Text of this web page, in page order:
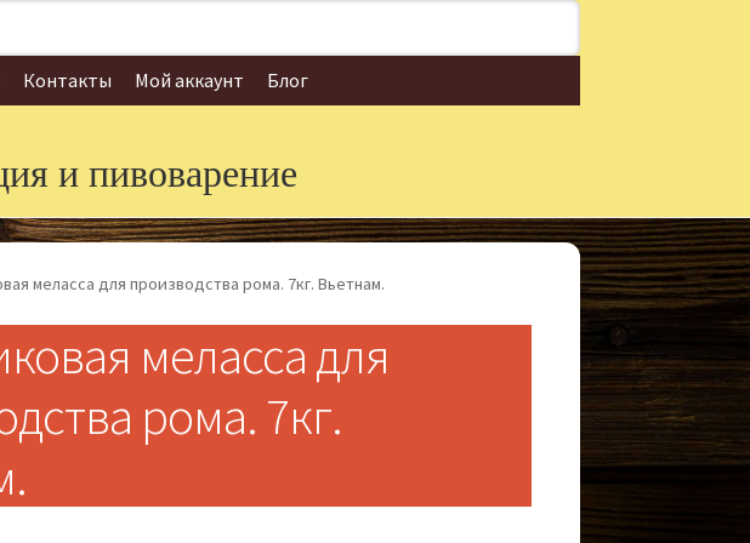
Контакты Мой аккаунт Блог
и пивоварение
меласса для производства рома. 7кг. Вьетнам.
меласса для
рома. 7кг.